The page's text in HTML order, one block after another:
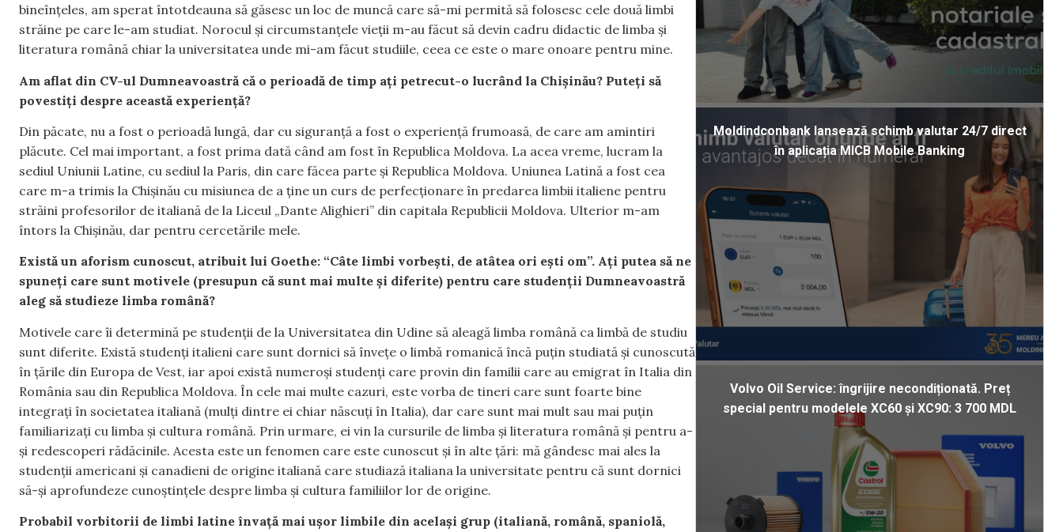
bineînțeles, am sperat întotdeauna să găsesc un loc de muncă care să-mi permită să folosesc cele două limbi
străine pe care le-am studiat. Norocul și circumstanțele vieții m-au făcut să devin cadru didactic de limba și
literatura română chiar la universitatea unde mi-am făcut studiile, ceea ce este o mare onoare pentru mine.
Am aflat din CV-ul Dumneavoastră că o perioadă de timp ați petrecut-o lucrând la Chișinău? Puteți să
povestiți despre această experiență?
Din păcate, nu a fost o perioadă lungă, dar cu siguranță a fost o experiență frumoasă, de care am amintiri
plăcute. Cel mai important, a fost prima dată când am fost în Republica Moldova. La acea vreme, lucram la
sediul Uniunii Latine, cu sediul la Paris, din care făcea parte și Republica Moldova. Uniunea Latină a fost cea
care m-a trimis la Chișinău cu misiunea de a ține un curs de perfecționare în predarea limbii italiene pentru
străini profesorilor de italiană de la Liceul „Dante Alighieri” din capitala Republicii Moldova. Ulterior m-am
întors la Chișinău, dar pentru cercetările mele.
Există un aforism cunoscut, atribuit lui Goethe: “Câte limbi vorbești, de atâtea ori ești om”. Ați putea să ne
spuneți care sunt motivele (presupun că sunt mai multe și diferite) pentru care studenții Dumneavoastră
aleg să studieze limba română?
Motivele care îi determină pe studenții de la Universitatea din Udine să aleagă limba română ca limbă de studiu
sunt diferite. Există studenți italieni care sunt dornici să învețe o limbă romanică încă puțin studiată și cunoscută
în țările din Europa de Vest, iar apoi există numeroși studenți care provin din familii care au emigrat în Italia din
România sau din Republica Moldova. În cele mai multe cazuri, este vorba de tineri care sunt foarte bine
integrați în societatea italiană (mulți dintre ei chiar născuți în Italia), dar care sunt mai mult sau mai puțin
familiarizați cu limba și cultura română. Prin urmare, ei vin la cursurile de limba și literatura română și pentru a-
și redescoperi rădăcinile. Acesta este un fenomen care este cunoscut și în alte țări: mă gândesc mai ales la
studenții americani și canadieni de origine italiană care studiază italiana la universitate pentru că sunt dornici
să-și aprofundeze cunoștințele despre limba și cultura familiilor lor de origine.
Probabil vorbitorii de limbi latine învață mai ușor limbile din același grup (italiană, română, spaniolă,
Moldindconbank lansează schimb valutar 24/7 direct
în aplicația MICB Mobile Banking
Volvo Oil Service: îngrijire necondiționată. Preț
special pentru modelele XC60 și XC90: 3 700 MDL